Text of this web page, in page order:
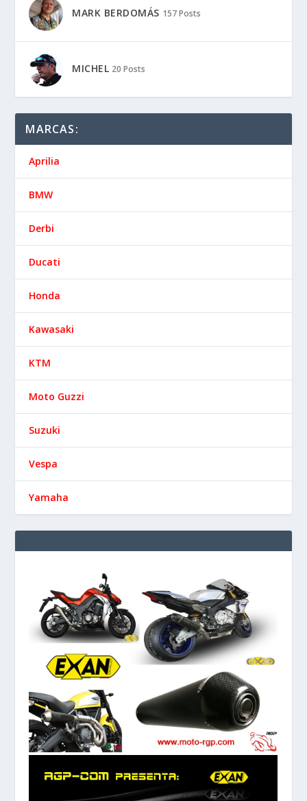
MARK BERDOMÁS 157 Posts
MICHEL 20 Posts
MARCAS:
Aprilia
BMW
Derbi
Ducati
Honda
Kawasaki
KTM
Moto Guzzi
Suzuki
Vespa
Yamaha